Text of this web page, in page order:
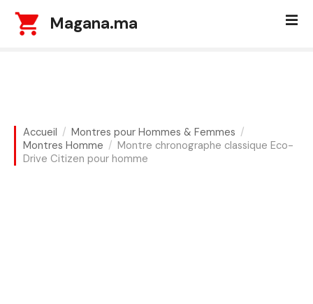
Magana.ma
Accueil
Montres pour Hommes & Femmes
Montres Homme
Montre chronographe classique Eco-
Drive Citizen pour homme